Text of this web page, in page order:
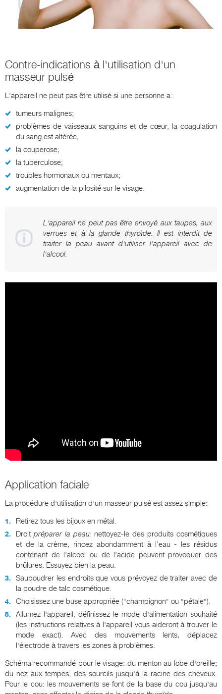
Contre-indications à l'utilisation d'un
masseur pulsé
L'appareil ne peut pas être utilisé si une personne a:
tumeurs malignes;
problèmes de vaisseaux sanguins et de cœur, la coagulation
du sang est altérée;
la couperose;
la tuberculose;
troubles hormonaux ou mentaux;
augmentation de la pilosité sur le visage.
L'appareil ne peut pas être envoyé aux taupes, aux
verrues et à la glande thyroïde. Il est interdit de
traiter la peau avant d'utiliser l'appareil avec de
l'alcool.
Application faciale
La procédure d'utilisation d'un masseur pulsé est assez simple:
Retirez tous les bijoux en métal.
Droit préparer la peau: nettoyez-le des produits cosmétiques
et de la crème, rincez abondamment à l’eau - les résidus
contenant de l’alcool ou de l’acide peuvent provoquer des
brûlures. Essuyez bien la peau.
Saupoudrer les endroits que vous prévoyez de traiter avec de
la poudre de talc cosmétique.
Choisissez une buse appropriée ("champignon" ou "pétale").
Allumez l'appareil, définissez le mode d'alimentation souhaité
(les instructions relatives à l'appareil vous aideront à trouver le
mode exact). Avec des mouvements lents, déplacez
l'électrode à travers les zones à problèmes.
Schéma recommandé pour le visage: du menton au lobe d'oreille;
du nez aux tempes; des sourcils jusqu'à la racine des cheveux.
Pour le cou: les mouvements se font de la base du cou jusqu'au